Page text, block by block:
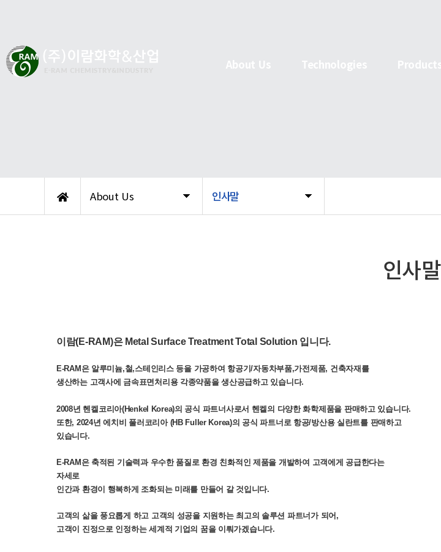
About Us 인사말
인사말
이람(E-RAM)은 Metal Surface Treatment Total Solution 입니다.
E-RAM 은 알루미늄,철,스테인리스 등을 가공하여 항공기/자동차부품,가전제품, 건축자재를
생산하는 고객사에 금속표면처리용 각종약품을 생산공급하고 있습니다.
2008년헨켈코리아(Henkel Korea)의 공식 파트너사로서 헨켈의 다양한 화학제품을 판매하고 있습니다.
또한, 2024년에치비 풀러코리아 (HB Fuller Korea)의 공식 파트너로 항공/방산용실란트를 판매하고
있습니다.
E-RAM 은 축적된 기술력과 우수한 품질로 환경 친화적인 제품을 개발하여 고객에게 공급한다는
자세로
인간과 환경이 행복하게 조화되는 미래를 만들어 갈 것입니다.
고객의 삶을 풍요롭게 하고 고객의 성공을 지원하는 최고의 솔루션 파트너가 되어 ,
고객이 진정으로 인정하는 세계적 기업의 꿈을 이뤄가겠습니다.